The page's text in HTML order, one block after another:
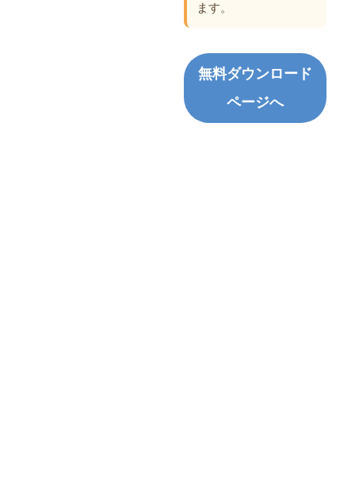
ます。
無料ダウンロード
ページへ